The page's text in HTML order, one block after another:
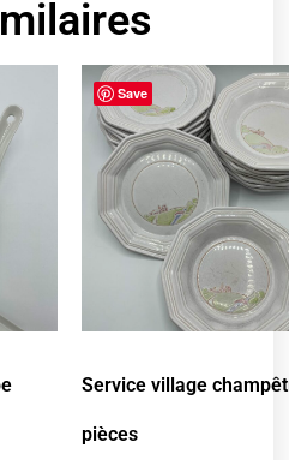
Save
Service village
pièces